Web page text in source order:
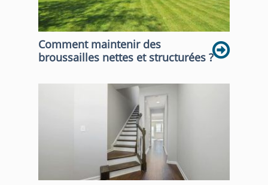
Comment maintenir des
broussailles nettes et structurées ?